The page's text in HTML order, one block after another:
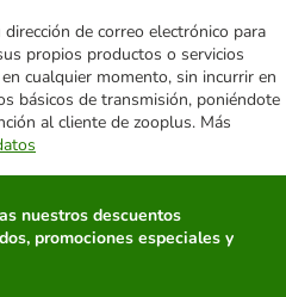
de correo electrónico para
propios productos o servicios
cualquier momento, sin incurrir en
básicos de transmisión, poniéndote
al cliente de zooplus. Más
nuestros descuentos
promociones especiales y